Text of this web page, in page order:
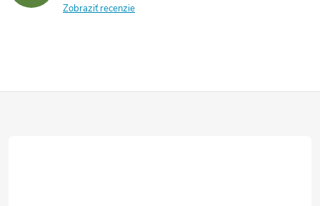
Zobraziť recenzie